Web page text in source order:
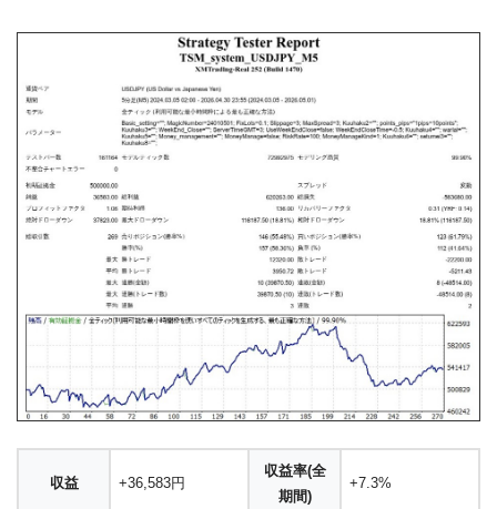
収益 +36,583円
収益率(全
期間)
+7.3%